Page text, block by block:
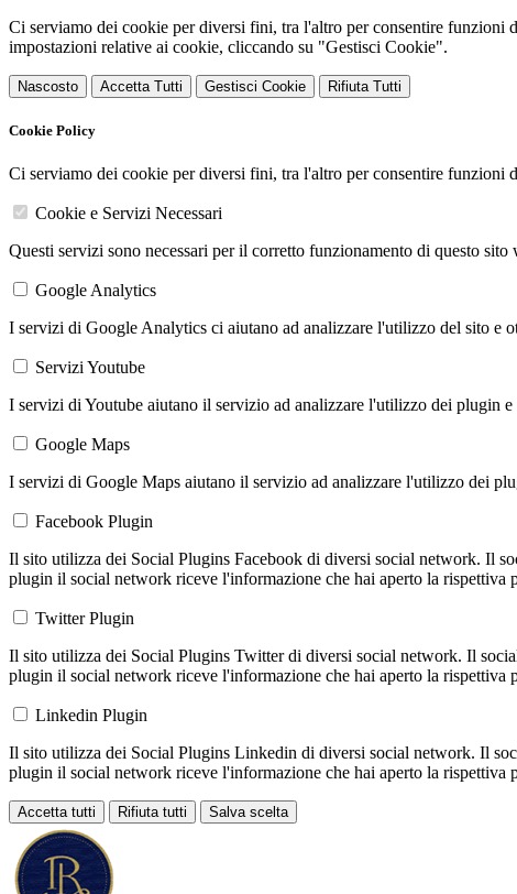
Ci serviamo dei cookie per diversi fini, tra l'altro per consentire
impostazioni relative ai cookie, cliccando su "Gestisci Cookie".
Nascosto Accetta Tutti Gestisci Cookie Rifiuta Tutti
Cookie Policy
Ci serviamo dei cookie per diversi fini, tra l'altro per consentire
Cookie e Servizi Necessari
Questi servizi sono necessari per il corretto funzionamento di questo sito
Google Analytics
I servizi di Google Analytics ci aiutano ad analizzare l'utilizzo del sito e
Servizi Youtube
I servizi di Youtube aiutano il servizio ad analizzare l'utilizzo dei plugin
Google Maps
I servizi di Google Maps aiutano il servizio ad analizzare l'utilizzo dei
Facebook Plugin
Il sito utilizza dei Social Plugins Facebook di diversi social network. Il
plugin il social network riceve l'informazione che hai aperto la rispettiva
Twitter Plugin
Il sito utilizza dei Social Plugins Twitter di diversi social network. Il
plugin il social network riceve l'informazione che hai aperto la rispettiva
Linkedin Plugin
Il sito utilizza dei Social Plugins Linkedin di diversi social network. Il
plugin il social network riceve l'informazione che hai aperto la rispettiva
Accetta tutti Rifiuta tutti Salva scelta
Loading...